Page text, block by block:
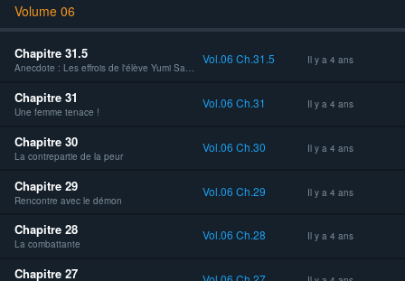
Volume 06
Chapitre 31.5
Anecdote : Les effrois de l'élève Yumi Saeki
Vol.06 Ch.31.5 Il y a 4 ans
Chapitre 31
Une femme tenace !
Vol.06 Ch.31 Il y a 4 ans
Chapitre 30
La contrepartie de la peur
Vol.06 Ch.30 Il y a 4 ans
Chapitre 29
Rencontre avec le démon
Vol.06 Ch.29 Il y a 4 ans
Chapitre 28
La combattante
Vol.06 Ch.28 Il y a 4 ans
Chapitre 27